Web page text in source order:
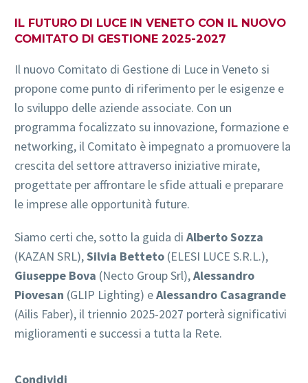
IL FUTURO DI LUCE IN VENETO CON IL NUOVO
COMITATO DI GESTIONE 2025-2027
Il nuovo Comitato di Gestione di Luce in Veneto si
propone come punto di riferimento per le esigenze e
lo sviluppo delle aziende associate. Con un
programma focalizzato su innovazione, formazione e
networking, il Comitato è impegnato a promuovere la
crescita del settore attraverso iniziative mirate,
progettate per affrontare le sfide attuali e preparare
le imprese alle opportunità future.
Siamo certi che, sotto la guida di Alberto Sozza
(KAZAN SRL),Silvia Betteto (ELESI LUCE S.R.L.),
Giuseppe Bova (Necto Group Srl),Alessandro
Piovesan (GLIP Lighting) eAlessandro Casagrande
(Ailis Faber), il triennio 2025-2027 porterà significativi
miglioramenti e successi a tutta la Rete.
Condividi